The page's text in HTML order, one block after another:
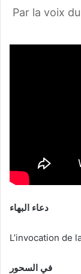
Par la voix
دعاء البهاء
L’invocation de
في السحور